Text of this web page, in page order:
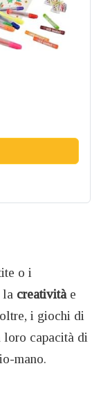
o i
la creatività e
i giochi di
loro capacità di
mano.